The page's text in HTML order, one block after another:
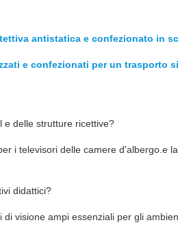
antistatica e confezionato in
e confezionati per un trasporto
e delle strutture ricettive?
i televisori delle camere
didattici?
visione ampi essenziali per gli